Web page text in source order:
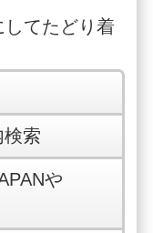
てたどり着
索
や